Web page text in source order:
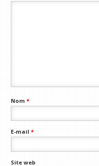
Nom*
E-mail*
Site web